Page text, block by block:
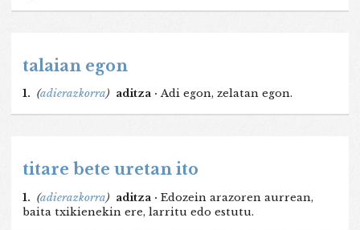
talaian egon
1. (adierazkorra) aditza · Adi egon, zelatan egon.
titare bete uretan ito
1. (adierazkorra) aditza · Edozein arazoren aurrean,
baita txikienekin ere, larritu edo estutu.